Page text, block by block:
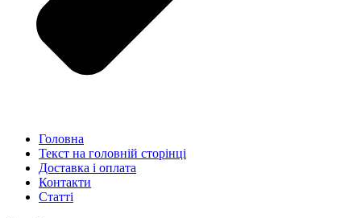
Головна
Текст на головній сторінці
Доставка і оплата
Контакти
Статті